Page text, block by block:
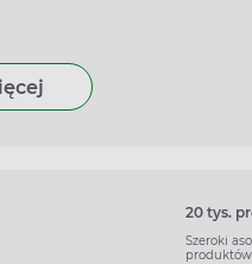
20 tys.
Szeroki
produktów